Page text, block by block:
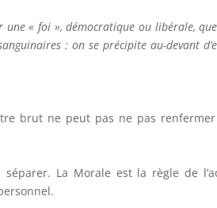
« foi », démocratique ou libérale,
: on se précipite au-devant
brut ne peut pas ne pas
La Morale est la règle de